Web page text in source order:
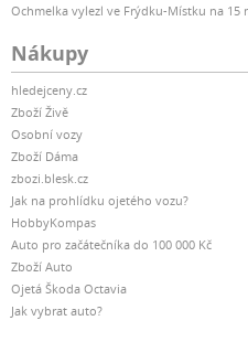
Ochmelka vylezl ve Frýdku-Místku na 15
Nákupy
hledejceny.cz
Zboží Živě
Osobní vozy
Zboží Dáma
zbozi.blesk.cz
Jak na prohlídku ojetého vozu?
HobbyKompas
Auto pro začátečníka do 100 000 Kč
Zboží Auto
Ojetá Škoda Octavia
Jak vybrat auto?